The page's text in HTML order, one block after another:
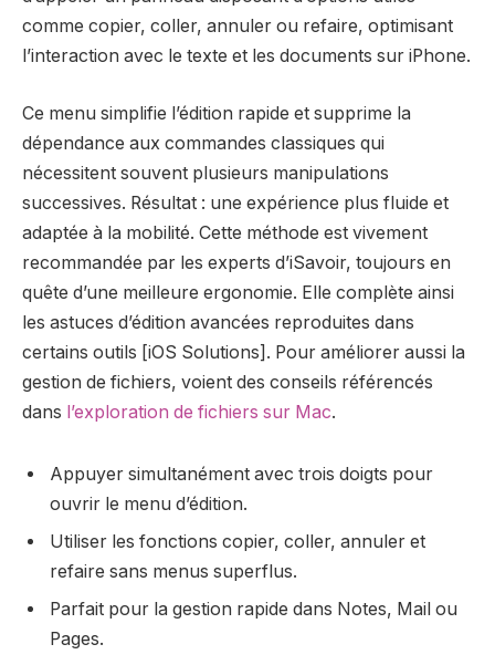
comme copier, coller, annuler ou refaire, optimisant
l’interaction avec le texte et les documents sur iPhone.
Ce menu simplifie l’édition rapide et supprime la
dépendance aux commandes classiques qui
nécessitent souvent plusieurs manipulations
successives. Résultat : une expérience plus fluide et
adaptée à la mobilité. Cette méthode est vivement
recommandée par les experts d’iSavoir, toujours en
quête d’une meilleure ergonomie. Elle complète ainsi
les astuces d’édition avancées reproduites dans
certains outils [iOS Solutions]. Pour améliorer aussi la
gestion de fichiers, voient des conseils référencés
dans l’exploration de fichiers sur Mac.
Appuyer simultanément avec trois doigts pour
ouvrir le menu d’édition.
Utiliser les fonctions copier, coller, annuler et
refaire sans menus superflus.
Parfait pour la gestion rapide dans Notes, Mail ou
Pages.